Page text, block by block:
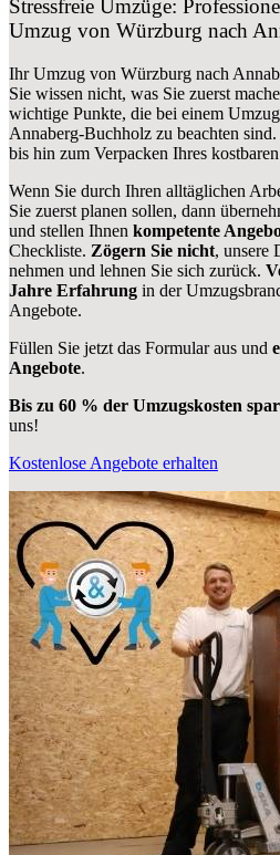
Stressfreie Umzüge:
Umzug von Würzburg nach
Ihr Umzug von Würzburg nach
Sie wissen nicht, was Sie zuerst
wichtige Punkte, die bei einem
Annaberg-Buchholz zu beachten sind.
bis hin zum Verpacken Ihres
Wenn Sie durch Ihren alltäglichen
Sie zuerst planen sollen, dann
und stellen Ihnen kompetente
Checkliste. Zögern Sie nicht, unsere
nehmen und lehnen Sie sich zurück.
Jahre Erfahrung in der
Angebote.
Füllen Sie jetzt das Formular aus und
Angebote.
Bis zu 60 % der Umzugskosten
uns!
Kostenlose Angebote erhalten